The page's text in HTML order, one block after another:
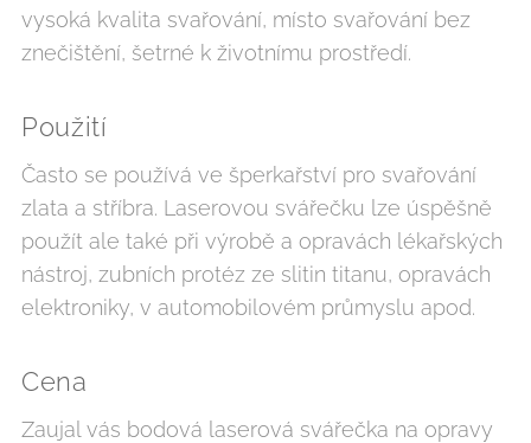
vysoká kvalita svařování, místo svařování bez
znečištění, šetrné k životnímu prostředí.
Použití
Často se používá ve šperkařství pro svařování
zlata a stříbra. Laserovou svářečku lze úspěšně
použít ale také při výrobě a opravách lékařských
nástroj, zubních protéz ze slitin titanu, opravách
elektroniky, v automobilovém průmyslu apod.
Cena
Zaujal vás bodová laserová svářečka na opravy